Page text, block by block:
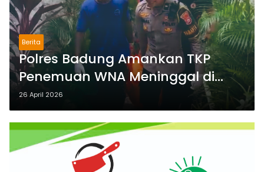
Berita
Polres Badung Amankan TKP
Penemuan WNA Meninggal di
Villa Kuta Utara, Penyebab Belum
Pasti
26 April 2026